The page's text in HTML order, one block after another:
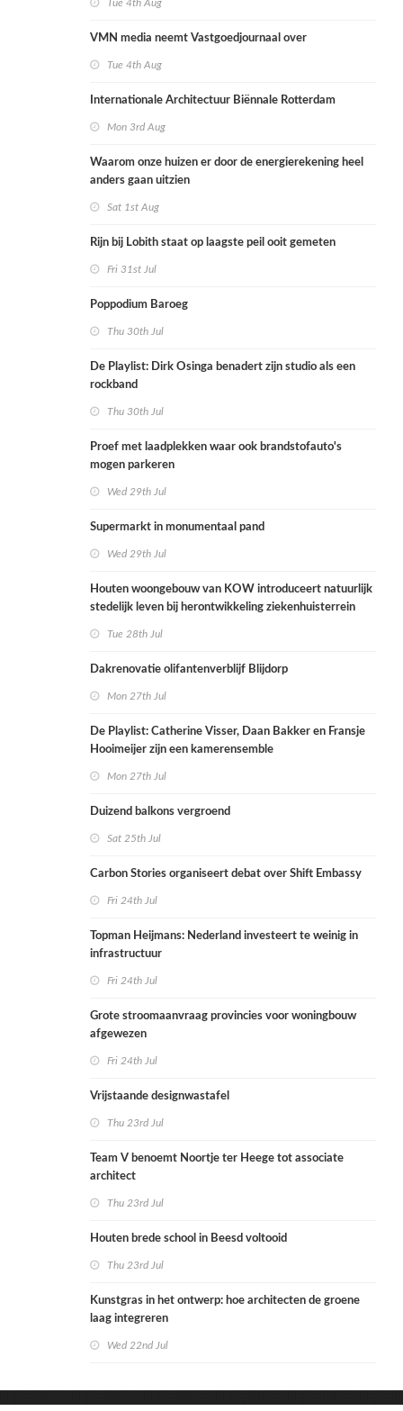
Tue 4th Aug
VMN media neemt Vastgoedjournaal over
Tue 4th Aug
Internationale Architectuur Biënnale Rotterdam
Mon 3rd Aug
Waarom onze huizen er door de energierekening heel
anders gaan uitzien
Sat 1st Aug
Rijn bij Lobith staat op laagste peil ooit gemeten
Fri 31st Jul
Poppodium Baroeg
Thu 30th Jul
De Playlist: Dirk Osinga benadert zijn studio als een
rockband
Thu 30th Jul
Proef met laadplekken waar ook brandstofauto's
mogen parkeren
Wed 29th Jul
Supermarkt in monumentaal pand
Wed 29th Jul
Houten woongebouw van KOW introduceert natuurlijk
stedelijk leven bij herontwikkeling ziekenhuisterrein
Tue 28th Jul
Dakrenovatie olifantenverblijf Blijdorp
Mon 27th Jul
De Playlist: Catherine Visser, Daan Bakker en Fransje
Hooimeijer zijn een kamerensemble
Mon 27th Jul
Duizend balkons vergroend
Sat 25th Jul
Carbon Stories organiseert debat over Shift Embassy
Fri 24th Jul
Topman Heijmans: Nederland investeert te weinig in
infrastructuur
Fri 24th Jul
Grote stroomaanvraag provincies voor woningbouw
afgewezen
Fri 24th Jul
Vrijstaande designwastafel
Thu 23rd Jul
Team V benoemt Noortje ter Heege tot associate
architect
Thu 23rd Jul
Houten brede school in Beesd voltooid
Thu 23rd Jul
Kunstgras in het ontwerp: hoe architecten de groene
laag integreren
Wed 22nd Jul